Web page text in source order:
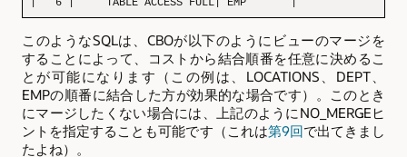
このようなSQLは、CBOが以下のようにビューのマージを
することによって、コストから結合順番を任意に決めるこ
とが可能になります（この例は、LOCATIONS、DEPT、
EMPの順番に結合した方が効果的な場合です）。このとき
にマージしたくない場合には、上記のようにNO_MERGEヒ
ントを指定することも可能です（これは第9回で出てきまし
たよね）。